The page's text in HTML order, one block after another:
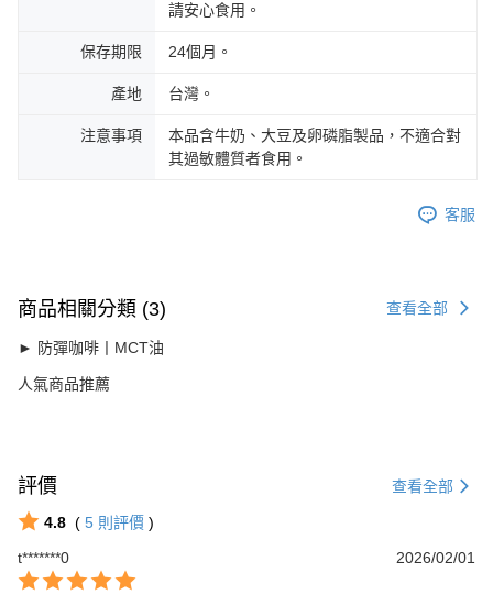
請安心食用。
保存期限 24個月。
產地 台灣。
注意事項
本品含牛奶、大豆及卵磷脂製品，不適合對
其過敏體質者食用。
客服
商品相關分類 (3) 查看全部
► 防彈咖啡丨MCT油
人氣商品推薦
評價 查看全部
4.8 ( 5 則評價 )
t*******0
2026/02/01